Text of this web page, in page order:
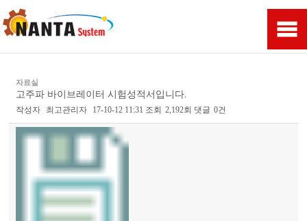
자료실
고주파 바이브레이터 시험성적서입니다.
작성자 최고관리자 17-10-12 11:31 조회 2,192회 댓글 0건